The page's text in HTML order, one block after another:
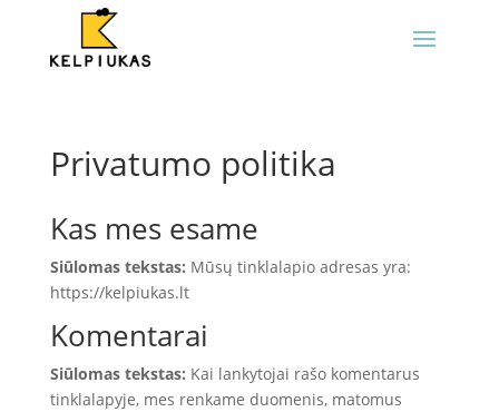
Privatumo politika
Kas mes esame
Siūlomas tekstas: Mūsų tinklalapio adresas yra:
https://kelpiukas.lt
Komentarai
Siūlomas tekstas: Kai lankytojai rašo komentarus
tinklalapyje, mes renkame duomenis, matomus